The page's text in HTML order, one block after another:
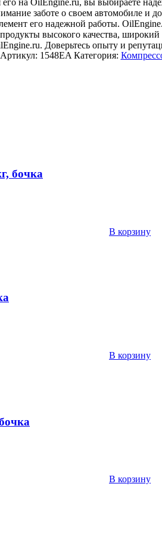
на OilEngine.ru, вы выбираете
заботе о своем автомобиле и
его надежной работы.
высокого качества,
Доверьтесь опыту и
Артикул: 1548EA Категория:
бочка
В корзину
В корзину
В корзину